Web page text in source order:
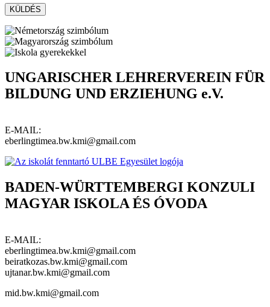
UNGARISCHER LEHRERVEREIN FÜR
BILDUNG UND ERZIEHUNG e.V.
E-MAIL:
eberlingtimea.bw.kmi@gmail.com
BADEN-WÜRTTEMBERGI KONZULI
MAGYAR ISKOLA ÉS ÓVODA
E-MAIL:
eberlingtimea.bw.kmi@gmail.com
beiratkozas.bw.kmi@gmail.com
ujtanar.bw.kmi@gmail.com
mid.bw.kmi@gmail.com